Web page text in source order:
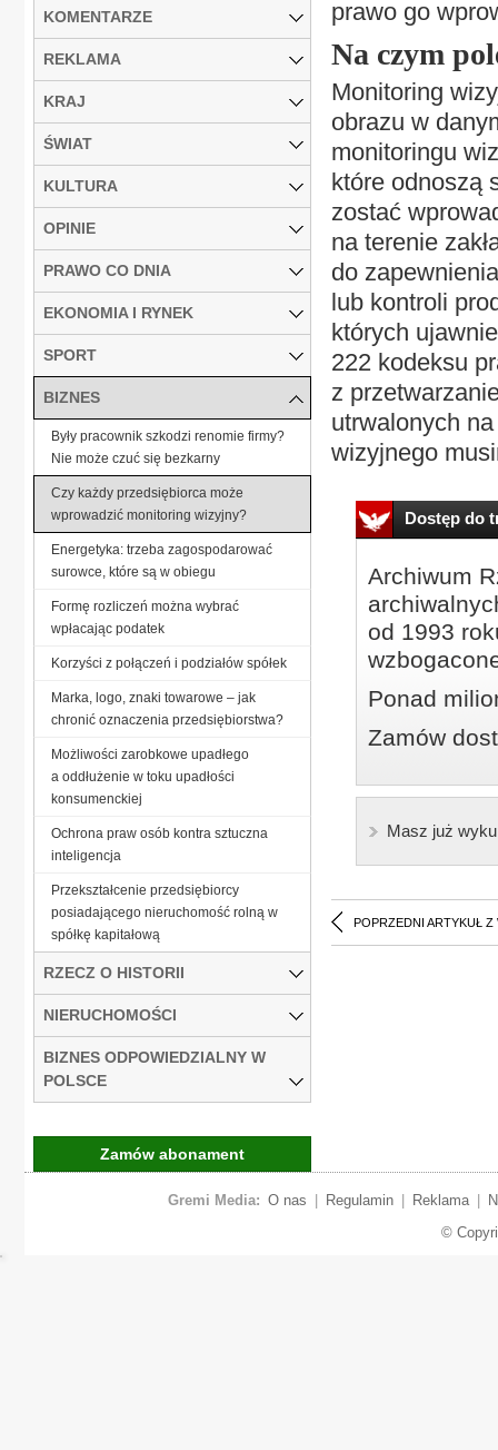
prawo go
Na czym
Monitoring
obrazu w
monitoringu
które odnoszą
zostać
na terenie
do
lub kontroli
których
222 kodeksu
z
utrwalonych
wizyjnego
Dostęp do
Archiwum
od 1993
Ponad
Zamów
Masz już
POPRZEDNI ARTYKUŁ Z
KOMENTARZE
REKLAMA
KRAJ
ŚWIAT
KULTURA
OPINIE
PRAWO CO DNIA
EKONOMIA I RYNEK
SPORT
BIZNES
Były pracownik szkodzi renomie firmy?
Nie może czuć się bezkarny
Czy każdy przedsiębiorca może
wprowadzić monitoring wizyjny?
Energetyka: trzeba zagospodarować
surowce, które są w obiegu
Formę rozliczeń można wybrać
wpłacając podatek
Korzyści z połączeń i podziałów spółek
Marka, logo, znaki towarowe – jak
chronić oznaczenia przedsiębiorstwa?
Możliwości zarobkowe upadłego
a oddłużenie w toku upadłości
konsumenckiej
Ochrona praw osób kontra sztuczna
inteligencja
Przekształcenie przedsiębiorcy
posiadającego nieruchomość rolną w
spółkę kapitałową
RZECZ O HISTORII
NIERUCHOMOŚCI
BIZNES ODPOWIEDZIALNY W
POLSCE
Zamów abonament
Gremi Media: O nas Regulamin Reklama
©